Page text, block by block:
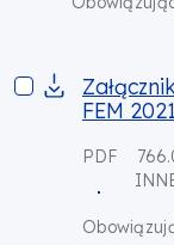
Załącznik nr 3
FEM
PDF